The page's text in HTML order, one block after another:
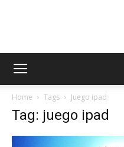
Home Tags Juego ipad
Tag: juego ipad